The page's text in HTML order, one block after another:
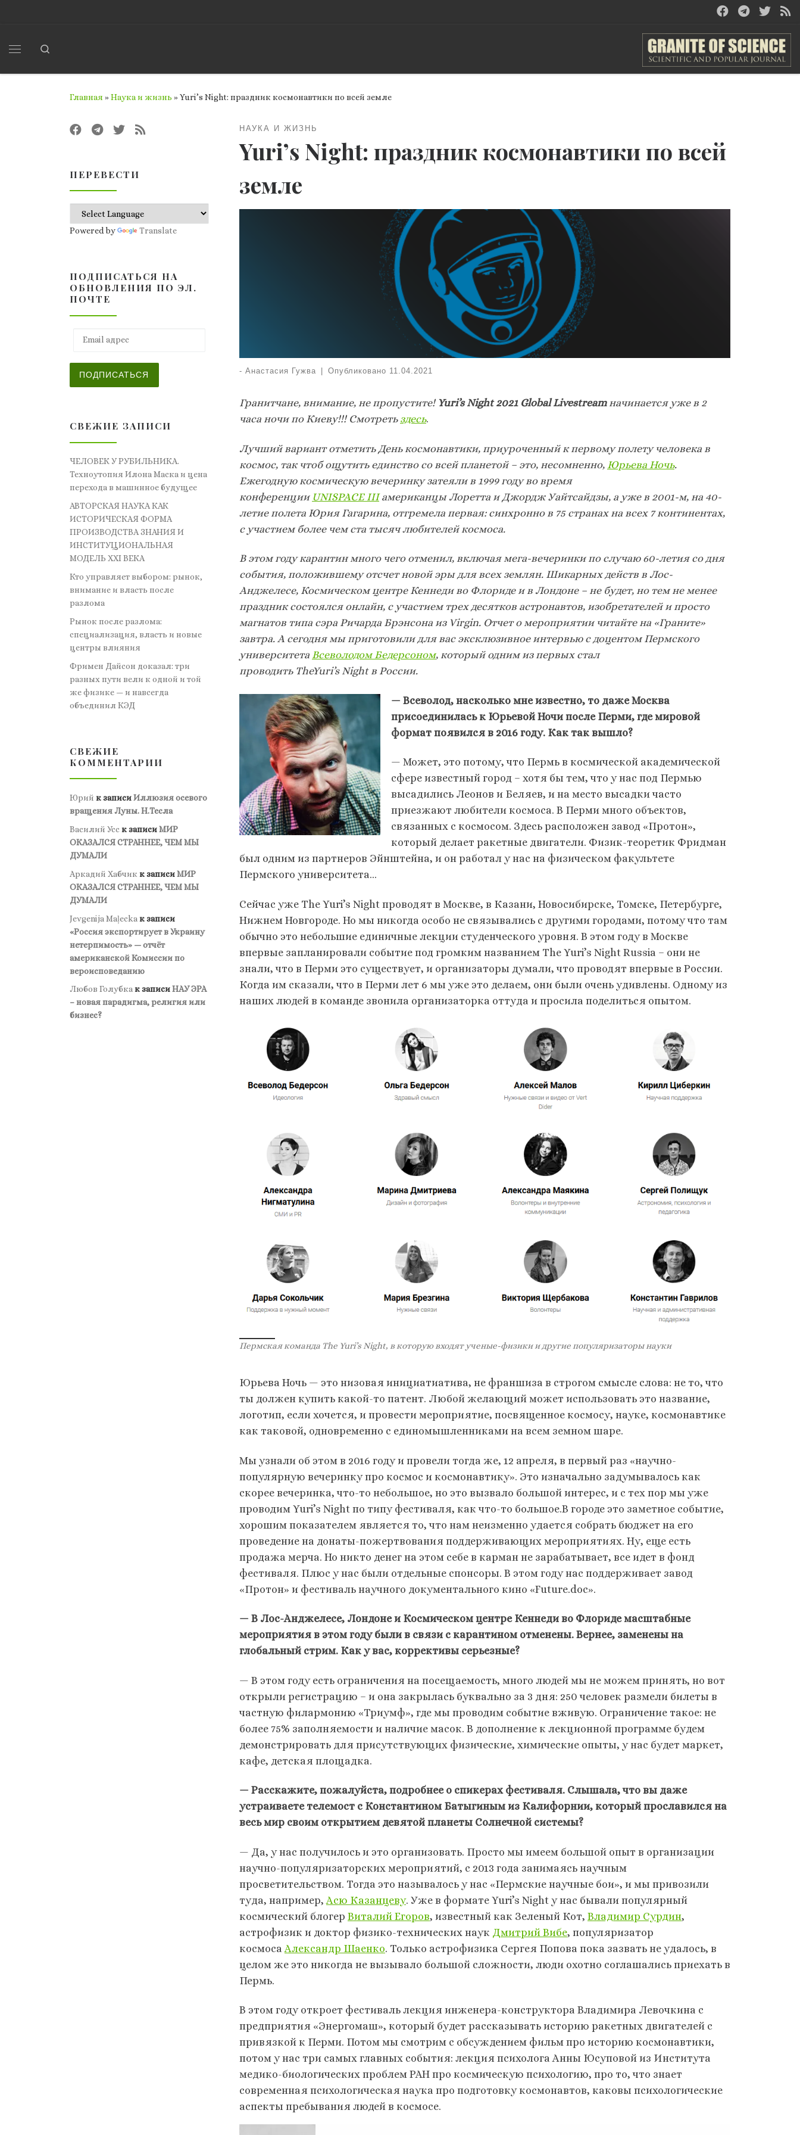
Главная »Наука и жизнь »Yuri’s Night: праздник космонавтики по всей земле
НАУКА И ЖИЗНЬ
Yuri’s Night: праздник космонавтики по всей
земле
- Анастасия Гужва Опубликовано 11.04.2021
Гранитчане, внимание, не пропустите! Yuri’s Night 2021 Global Livestreamначинается уже в 2
часа ночи по Киеву!!! Смотреть здесь.
Лучший вариант отметить День космонавтики, приуроченный к первому полету человека в
космос, так чтоб ощутить единство со всей планетой – это, несомненно, Юрьева Ночь.
Ежегодную космическую вечеринку затеяли в 1999 году во время
конференции UNISPACE IIIамериканцы Лоретта и Джордж Уайтсайдзы, а уже в 2001-м, на 40-
летие полета Юрия Гагарина, отгремела первая: синхронно в 75 странах на всех 7 континентах,
с участием более чем ста тысяч любителей космоса.
В этом году карантин много чего отменил, включая мега-вечеринки по случаю 60-летия со дня
события, положившему отсчет новой эры для всех землян. Шикарных действ в Лос-
Анджелесе, Космическом центре Кеннеди во Флориде и в Лондоне – не будет, но тем не менее
праздник состоялся онлайн, с участием трех десятков астронавтов, изобретателей и просто
магнатов типа сэра Ричарда Брэнсона из Virgin. Отчет о мероприятии читайте на «Граните»
завтра. А сегодня мы приготовили для вас эксклюзивное интервью с доцентом Пермского
университета Всеволодом Бедерсоном, который одним из первых стал
проводить TheYuri’s Night в России.
— Всеволод, насколько мне известно, то даже Москва
присоединилась к Юрьевой Ночи после Перми, где мировой
формат появился в 2016 году. Как так вышло?
— Может, это потому, что Пермь в космической академической
сфере известный город – хотя бы тем, что у нас под Пермью
высадились Леонов и Беляев, и на место высадки часто
приезжают любители космоса. В Перми много объектов,
связанных с космосом. Здесь расположен завод «Протон»,
который делает ракетные двигатели. Физик-теоретик Фридман
был одним из партнеров Эйнштейна, и он работал у нас на физическом факультете
Пермского университета…
Сейчас уже The Yuri’s Night проводят в Москве, в Казани, Новосибирске, Томске, Петербурге,
Нижнем Новгороде. Но мы никогда особо не связывались с другими городами, потому что там
обычно это небольшие единичные лекции студенческого уровня. В этом году в Москве
впервые запланировали событие под громким названием The Yuri’s Night Russia – они не
знали, что в Перми это существует, и организаторы думали, что проводят впервые в России.
Когда им сказали, что в Перми лет 6 мы уже это делаем, они были очень удивлены. Одному из
наших людей в команде звонила организаторка оттуда и просила поделиться опытом.
Пермская команда The Yuri’s Night, в которую входят ученые-физики и другие популяризаторы науки
Юрьева Ночь — это низовая инициатиатива, не франшиза в строгом смысле слова: не то, что
ты должен купить какой-то патент. Любой желающий может использовать это название,
логотип, если хочется, и провести мероприятие, посвященное космосу, науке, космонавтике
как таковой, одновременно с единомышленниками на всем земном шаре.
Мы узнали об этом в 2016 году и провели тогда же, 12 апреля, в первый раз «научно-
популярную вечеринку про космос и космонавтику». Это изначально задумывалось как
скорее вечеринка, что-то небольшое, но это вызвало большой интерес, и с тех пор мы уже
проводим Yuri’s Night по типу фестиваля, как что-то большое.В городе это заметное событие,
хорошим показателем является то, что нам неизменно удается собрать бюджет на его
проведение на донаты-пожертвования поддерживающих мероприятиях. Ну, еще есть
продажа мерча. Но никто денег на этом себе в карман не зарабатывает, все идет в фонд
фестиваля. Плюс у нас были отдельные спонсоры. В этом году нас поддерживает завод
«Протон» и фестиваль научного документального кино «Future.doc».
— В Лос-Анджелесе, Лондоне и Космическом центре Кеннеди во Флориде масштабные
мероприятия в этом году были в связи с карантином отменены. Вернее, заменены на
глобальный стрим. Как у вас, коррективы серьезные?
— В этом году есть ограничения на посещаемость, много людей мы не можем принять, но вот
открыли регистрацию – и она закрылась буквально за 3 дня: 250 человек размели билеты в
частную филармонию «Триумф», где мы проводим событие вживую. Ограничение такое: не
более 75% заполняемости и наличие масок. В дополнение к лекционной программе будем
демонстрировать для присутствующих физические, химические опыты, у нас будет маркет,
кафе, детская площадка.
— Расскажите, пожалуйста, подробнее о спикерах фестиваля. Слышала, что вы даже
устраиваете телемост с Константином Батыгиным из Калифорнии, который прославился на
весь мир своим открытием девятой планеты Солнечной системы?
— Да, у нас получилось и это организовать. Просто мы имеем большой опыт в организации
научно-популяризаторских мероприятий, с 2013 года занимаясь научным
просветительством. Тогда это называлось у нас «Пермские научные бои», и мы привозили
туда, например, Асю Казанцеву. Уже в формате Yuri’s Night у нас бывали популярный
космический блогер Виталий Егоров, известный как Зеленый Кот, Владимир Сурдин,
астрофизик и доктор физико-технических наук Дмитрий Вибе, популяризатор
космоса Александр Шаенко. Только астрофизика Сергея Попова пока зазвать не удалось, в
целом же это никогда не вызывало большой сложности, люди охотно соглашались приехать в
Пермь.
В этом году откроет фестиваль лекция инженера-конструктора Владимира Левочкина с
предприятия «Энергомаш», который будет рассказывать историю ракетных двигателей с
привязкой к Перми. Потом мы смотрим с обсуждением фильм про историю космонавтики,
потом у нас три самых главных события: лекция психолога Анны Юсуповой из Института
медико-биологических проблем РАН про космическую психологию, про то, что знает
современная психологическая наука про подготовку космонавтов, каковы психологические
аспекты пребывания людей в космосе.
ПЕРЕВЕСТИ
Powered by Translate
ПОДПИСАТЬСЯ НА
ОБНОВЛЕНИЯ ПО ЭЛ.
ПОЧТЕ
ПОДПИСАТЬСЯ
СВЕЖИЕ ЗАПИСИ
ЧЕЛОВЕК У РУБИЛЬНИКА.
Техноутопия Илона Маска и цена
перехода в машинное будущее
АВТОРСКАЯ НАУКА КАК
ИСТОРИЧЕСКАЯ ФОРМА
ПРОИЗВОДСТВА ЗНАНИЯ И
ИНСТИТУЦИОНАЛЬНАЯ
МОДЕЛЬ XXI ВЕКА
Кто управляет выбором: рынок,
внимание и власть после
разлома
Рынок после разлома:
специализация, власть и новые
центры влияния
Фримен Дайсон доказал: три
разных пути вели к одной и той
же физике — и навсегда
объединил КЭД
СВЕЖИЕ
КОММЕНТАРИИ
Юрий к записиИллюзия осевого
вращения Луны. Н.Тесла
Василий Усс к записиМИР
ОКАЗАЛСЯ СТРАННЕЕ, ЧЕМ МЫ
ДУМАЛИ
Аркадий Хабчик к записиМИР
ОКАЗАЛСЯ СТРАННЕЕ, ЧЕМ МЫ
ДУМАЛИ
Jevgenija Maļecka к записи
«Россия экспортирует в Украину
нетерпимость» — отчёт
американской Комиссии по
вероисповеданию
Любов Голубкак записиНАУ ЭРА
– новая парадигма, религия или
бизнес?